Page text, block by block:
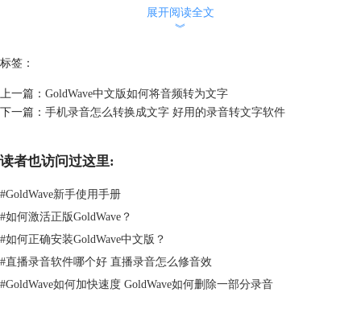
图 2：导入文本
在导入文本后，我们就能通过软件来朗读文本了，只需要点击语音转换器
四、调整音频
展开阅读全文
︾
标签：
上一篇： GoldWave中文版如何将音频转为文字
下一篇： 手机录音怎么转换成文字 好用的录音转文字软件
读者也访问过这里:
#GoldWave新手使用手册
#如何激活正版GoldWave？
#如何正确安装GoldWave中文版？
#直播录音软件哪个好 直播录音怎么修音效
#GoldWave如何加快速度 GoldWave如何删除一部分录音